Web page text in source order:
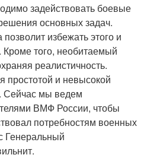
задействовать боевые
основных задач.
избежать этого и
Кроме того, необитаемый
реалистичность.
простотой и невысокой
Сейчас мы ведем
ВМФ России, чтобы
потребностям военных
Генеральный